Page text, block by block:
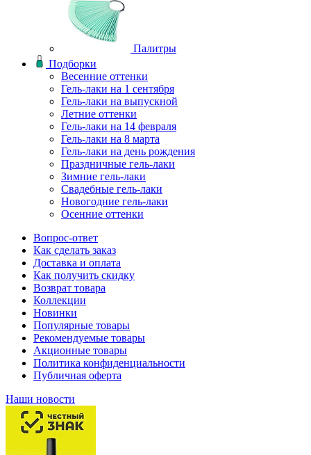
Палитры
Подборки
Весенние оттенки
Гель-лаки на 1 сентября
Гель-лаки на выпускной
Летние оттенки
Гель-лаки на 14 февраля
Гель-лаки на 8 марта
Гель-лаки на день рождения
Праздничные гель-лаки
Зимние гель-лаки
Свадебные гель-лаки
Новогодние гель-лаки
Осенние оттенки
Вопрос-ответ
Как сделать заказ
Доставка и оплата
Как получить скидку
Возврат товара
Коллекции
Новинки
Популярные товары
Рекомендуемые товары
Акционные товары
Политика конфиденциальности
Публичная оферта
Наши новости